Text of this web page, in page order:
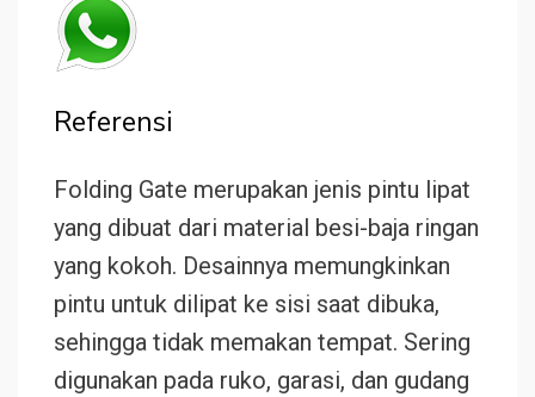
Referensi
Folding Gate merupakan jenis pintu lipat
yang dibuat dari material besi-baja ringan
yang kokoh. Desainnya memungkinkan
pintu untuk dilipat ke sisi saat dibuka,
sehingga tidak memakan tempat. Sering
digunakan pada ruko, garasi, dan gudang